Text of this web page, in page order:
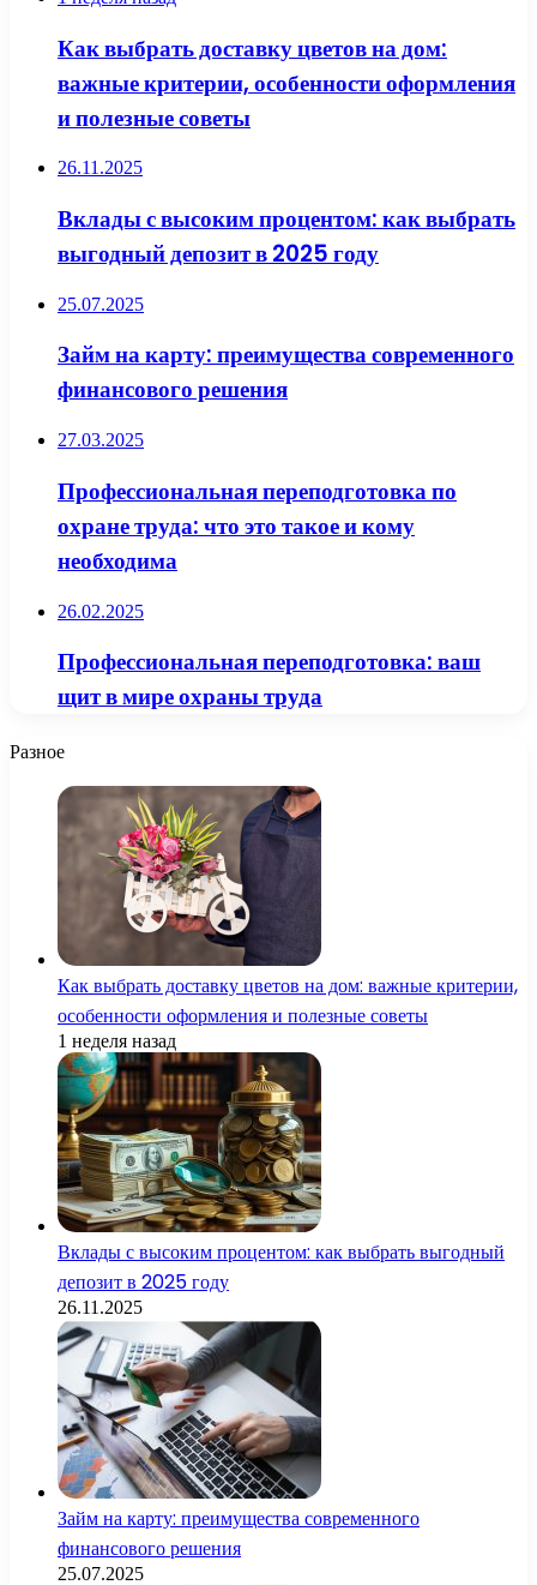
Как выбрать доставку цветов на дом:
важные критерии, особенности оформления
и полезные советы
26.11.2025
Вклады с высоким процентом: как выбрать
выгодный депозит в 2025 году
25.07.2025
Займ на карту: преимущества современного
финансового решения
27.03.2025
Профессиональная переподготовка по
охране труда: что это такое и кому
необходима
26.02.2025
Профессиональная переподготовка: ваш
щит в мире охраны труда
Разное
Как выбрать доставку цветов на дом: важные критерии,
особенности оформления и полезные советы
1 неделя назад
Вклады с высоким процентом: как выбрать выгодный
депозит в 2025 году
26.11.2025
Займ на карту: преимущества современного
финансового решения
25.07.2025